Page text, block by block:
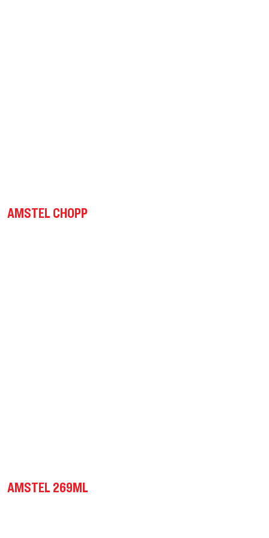
AMSTEL CHOPP
AMSTEL 269ML